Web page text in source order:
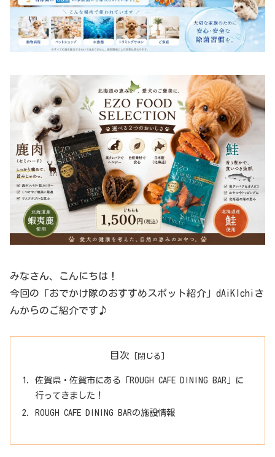
みなさん、こんにちは！
今回の「おでかけ隊のおすすめスポット紹介」dAiKIchiさ
んからのご紹介です♪
目次
佐賀県・佐賀市にある「ROUGH CAFE DINING BAR」に
行ってきました！
ROUGH CAFE DINING BARの施設情報